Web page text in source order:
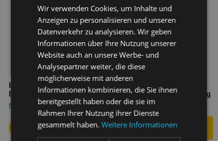
BALTICA Snacks Lachs und
Banane Leckerli 80g
5,90
BALTICA halbweiche
Rindfleisch-Leckerlis 80g
Mono-Protein
4,50 €
Wir verwenden Cookies, um Inhalte und
Anzeigen zu personalisieren und unseren
Datenverkehr zu analysieren. Wir geben
Informationen über Ihre Nutzung unserer
Website auch an unsere Werbe- und
Analysepartner weiter, die diese
möglicherweise mit anderen
Informationen kombinieren, die Sie ihnen
bereitgestellt haben oder die sie im
Rahmen Ihrer Nutzung ihrer Dienste
gesammelt haben.Weitere Informationen